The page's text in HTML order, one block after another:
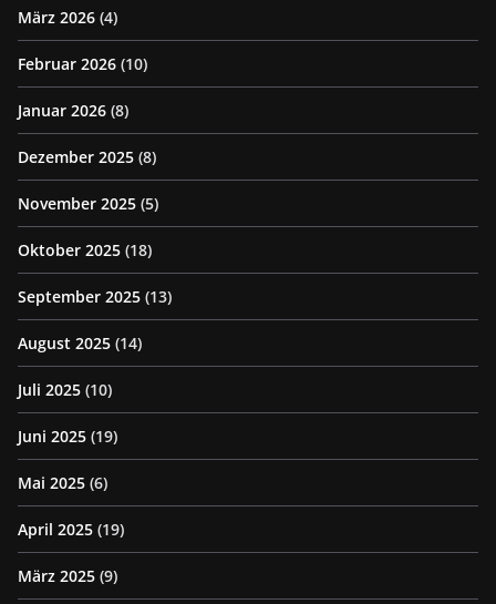
März 2026 (4)
Februar 2026 (10)
Januar 2026 (8)
Dezember 2025 (8)
November 2025 (5)
Oktober 2025 (18)
September 2025 (13)
August 2025 (14)
Juli 2025 (10)
Juni 2025 (19)
Mai 2025 (6)
April 2025 (19)
März 2025 (9)